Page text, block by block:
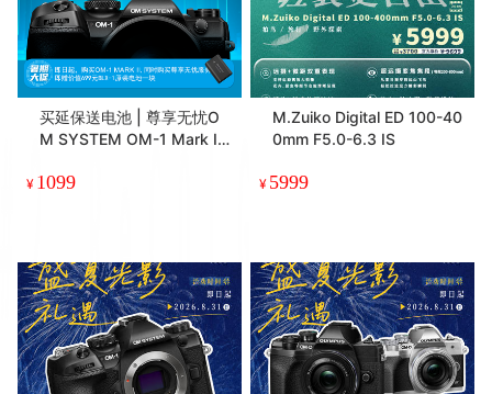
买延保送电池 | 尊享无忧O
M SYSTEM OM-1 Mark II
¥ 1099
M.Zuiko Digital ED 100-40
0mm F5.0-6.3 IS
¥ 5999